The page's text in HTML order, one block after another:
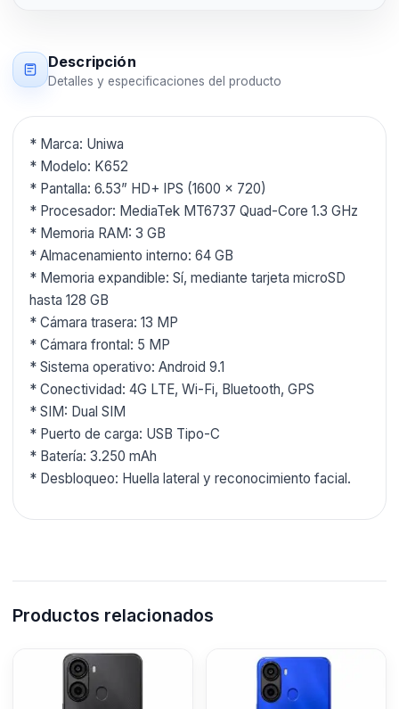
Descripción
Detalles y especificaciones del producto
* Marca: Uniwa
* Modelo: K652
* Pantalla: 6.53” HD+ IPS (1600 × 720)
* Procesador: MediaTek MT6737 Quad-Core 1.3 GHz
* Memoria RAM: 3 GB
* Almacenamiento interno: 64 GB
* Memoria expandible: Sí, mediante tarjeta microSD
hasta 128 GB
* Cámara trasera: 13 MP
* Cámara frontal: 5 MP
* Sistema operativo: Android 9.1
* Conectividad: 4G LTE, Wi-Fi, Bluetooth, GPS
* SIM: Dual SIM
* Puerto de carga: USB Tipo-C
* Batería: 3.250 mAh
* Desbloqueo: Huella lateral y reconocimiento facial.
Productos relacionados